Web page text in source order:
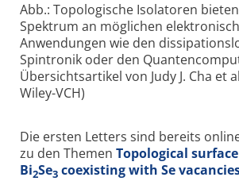
Abb.: Topologische Isolatoren
Spektrum an möglichen
Anwendungen wie den
Spintronik oder den
Übersichtsartikel von Judy J. Cha et
Wiley-VCH)
Die ersten Letters sind bereits
zu den Themen Topological
Bi2Se3 coexisting with Se